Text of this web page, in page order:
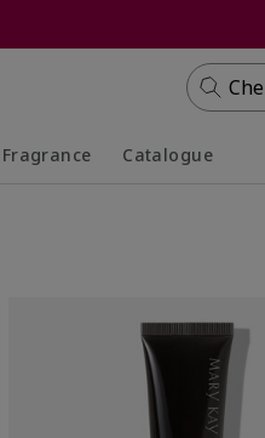
Fragrance Catalogue